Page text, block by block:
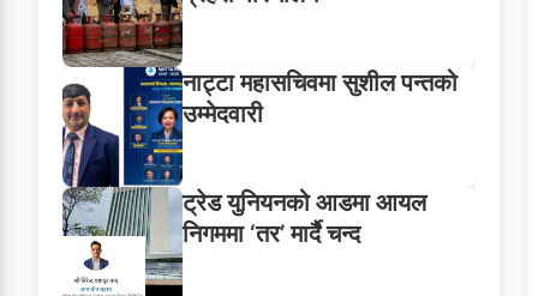
नाट्टा महासचिवमा सुशील पन्तको
उम्मेदवारी
ट्रेड युनियनको आडमा आयल
निगममा ‘तर’ मार्दै चन्द